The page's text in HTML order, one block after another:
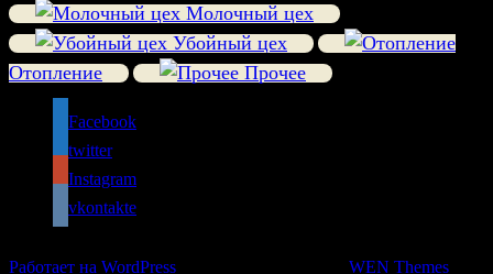
Молочный цех
Убойный цех
Отопление
Прочее
Facebook
twitter
Instagram
vkontakte
Работает на WordPress
WEN Themes